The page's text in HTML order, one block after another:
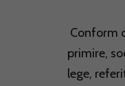
Conform
primire,
lege,